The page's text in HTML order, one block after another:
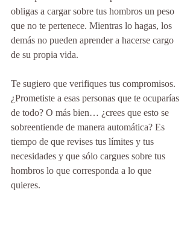
obligas a cargar sobre tus hombros un peso
que no te pertenece. Mientras lo hagas, los
demás no pueden aprender a hacerse cargo
de su propia vida.
Te sugiero que verifiques tus compromisos.
¿Prometiste a esas personas que te ocuparías
de todo? O más bien… ¿crees que esto se
sobreentiende de manera automática? Es
tiempo de que revises tus límites y tus
necesidades y que sólo cargues sobre tus
hombros lo que corresponda a lo que
quieres.